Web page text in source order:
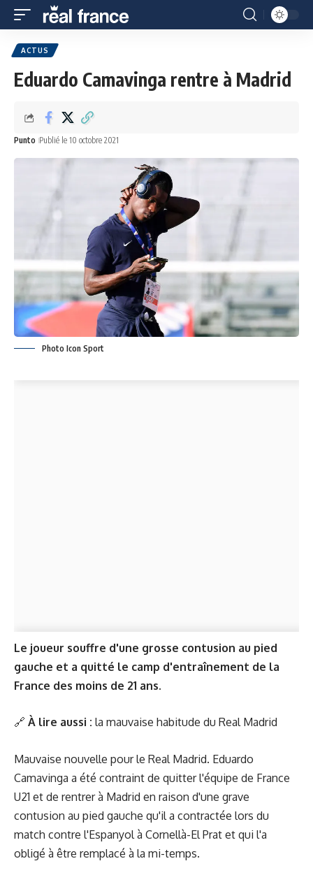
ACTUS
Eduardo Camavinga rentre à Madrid
Punto Publié le 10 octobre 2021
Photo Icon Sport
Le joueur souffre d'une grosse contusion au pied
gauche et a quitté le camp d'entraînement de la
France des moins de 21 ans.
🔗 À lire aussi : la mauvaise habitude du Real Madrid
Mauvaise nouvelle pour le Real Madrid. Eduardo
Camavinga a été contraint de quitter l'équipe de France
U21 et de rentrer à Madrid en raison d'une grave
contusion au pied gauche qu'il a contractée lors du
match contre l'Espanyol à Cornellà-El Prat et qui l'a
obligé à être remplacé à la mi-temps.